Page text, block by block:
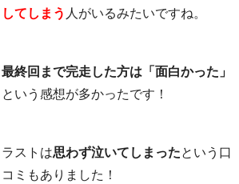
してしまう 人がいるみたいですね。
最終回まで完走した方は「面白かった」
という感想が多かったです！
ラストは思わず泣いてしまったという口
コミもありました！